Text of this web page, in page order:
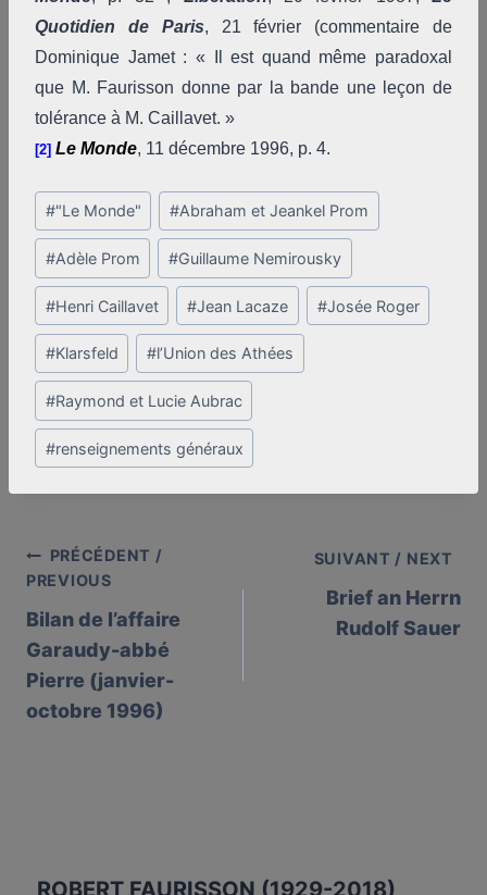
Quotidien de Paris, 21 février (commentaire de
Dominique Jamet : « Il est quand même paradoxal
que M. Faurisson donne par la bande une leçon de
tolérance à M. Caillavet. »
[2] Le Monde, 11 décembre 1996, p. 4.
Post
Tags:
#"Le Monde" #Abraham et Jeankel Prom
#Adèle Prom #Guillaume Nemirousky
#Henri Caillavet #Jean Lacaze #Josée Roger
#Klarsfeld #l’Union des Athées
#Raymond et Lucie Aubrac
#renseignements généraux
Post
navigation
PRÉCÉDENT /
PREVIOUS
Bilan de l’affaire
Garaudy-abbé
Pierre (janvier-
octobre 1996)
SUIVANT / NEXT
Brief an Herrn
Rudolf Sauer